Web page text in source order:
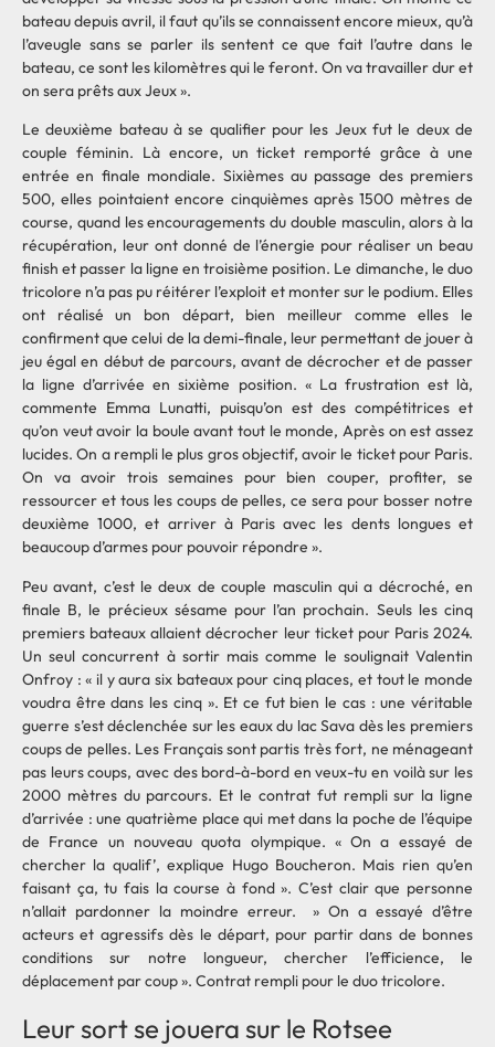
bateau depuis avril, il faut qu’ils se connaissent encore mieux, qu’à
l’aveugle sans se parler ils sentent ce que fait l’autre dans le
bateau, ce sont les kilomètres qui le feront. On va travailler dur et
on sera prêts aux Jeux ».
Le deuxième bateau à se qualifier pour les Jeux fut le deux de
couple féminin. Là encore, un ticket remporté grâce à une
entrée en finale mondiale. Sixièmes au passage des premiers
500, elles pointaient encore cinquièmes après 1500 mètres de
course, quand les encouragements du double masculin, alors à la
récupération, leur ont donné de l’énergie pour réaliser un beau
finish et passer la ligne en troisième position. Le dimanche, le duo
tricolore n’a pas pu réitérer l’exploit et monter sur le podium. Elles
ont réalisé un bon départ, bien meilleur comme elles le
confirment que celui de la demi-finale, leur permettant de jouer à
jeu égal en début de parcours, avant de décrocher et de passer
la ligne d’arrivée en sixième position. « La frustration est là,
commente Emma Lunatti, puisqu’on est des compétitrices et
qu’on veut avoir la boule avant tout le monde, Après on est assez
lucides. On a rempli le plus gros objectif, avoir le ticket pour Paris.
On va avoir trois semaines pour bien couper, profiter, se
ressourcer et tous les coups de pelles, ce sera pour bosser notre
deuxième 1000, et arriver à Paris avec les dents longues et
beaucoup d’armes pour pouvoir répondre ».
Peu avant, c’est le deux de couple masculin qui a décroché, en
finale B, le précieux sésame pour l’an prochain. Seuls les cinq
premiers bateaux allaient décrocher leur ticket pour Paris 2024.
Un seul concurrent à sortir mais comme le soulignait Valentin
Onfroy : « il y aura six bateaux pour cinq places, et tout le monde
voudra être dans les cinq ». Et ce fut bien le cas : une véritable
guerre s’est déclenchée sur les eaux du lac Sava dès les premiers
coups de pelles. Les Français sont partis très fort, ne ménageant
pas leurs coups, avec des bord-à-bord en veux-tu en voilà sur les
2000 mètres du parcours. Et le contrat fut rempli sur la ligne
d’arrivée : une quatrième place qui met dans la poche de l’équipe
de France un nouveau quota olympique. « On a essayé de
chercher la qualif’, explique Hugo Boucheron. Mais rien qu’en
faisant ça, tu fais la course à fond ». C’est clair que personne
n’allait pardonner la moindre erreur. » On a essayé d’être
acteurs et agressifs dès le départ, pour partir dans de bonnes
conditions sur notre longueur, chercher l’efficience, le
déplacement par coup ». Contrat rempli pour le duo tricolore.
Leur sort se jouera sur le Rotsee